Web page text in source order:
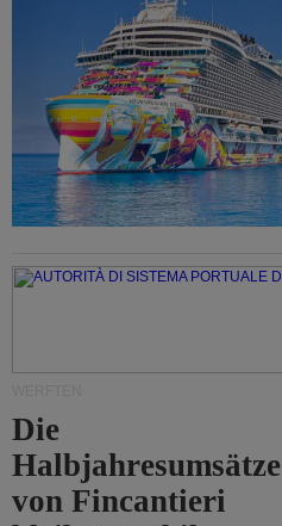
Die
Halbjahresumsätze
von Fincantieri